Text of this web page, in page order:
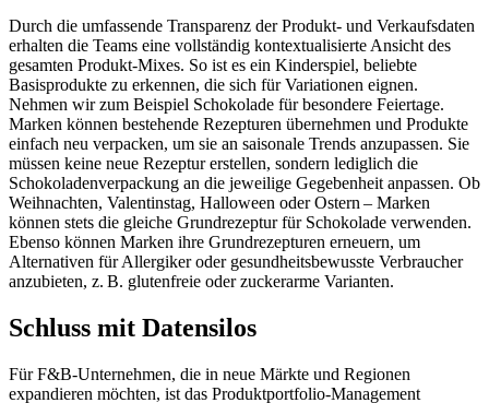
Durch die umfassende Transparenz der Produkt- und Verkaufsdaten
erhalten die Teams eine vollständig kontextualisierte Ansicht des
gesamten Produkt-Mixes. So ist es ein Kinderspiel, beliebte
Basisprodukte zu erkennen, die sich für Variationen eignen.
Nehmen wir zum Beispiel Schokolade für besondere Feiertage.
Marken können bestehende Rezepturen übernehmen und Produkte
einfach neu verpacken, um sie an saisonale Trends anzupassen. Sie
müssen keine neue Rezeptur erstellen, sondern lediglich die
Schokoladenverpackung an die jeweilige Gegebenheit anpassen. Ob
Weihnachten, Valentinstag, Halloween oder Ostern – Marken
können stets die gleiche Grundrezeptur für Schokolade verwenden.
Ebenso können Marken ihre Grundrezepturen erneuern, um
Alternativen für Allergiker oder gesundheitsbewusste Verbraucher
anzubieten, z. B. glutenfreie oder zuckerarme Varianten.
Schluss mit Datensilos
Für F&B-Unternehmen, die in neue Märkte und Regionen
expandieren möchten, ist das Produktportfolio-Management